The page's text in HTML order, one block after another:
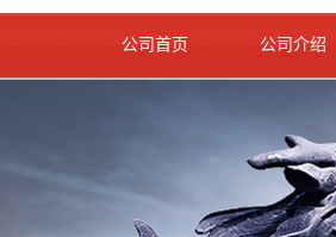
公司首页 公司介绍